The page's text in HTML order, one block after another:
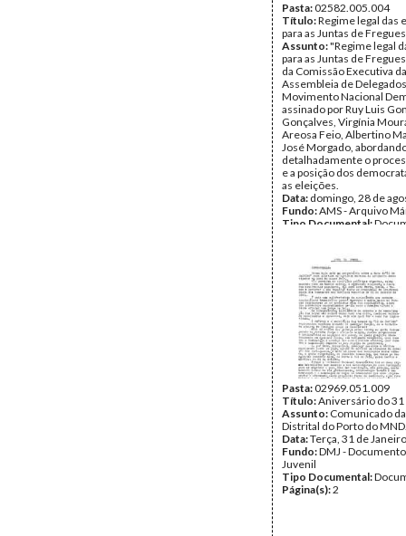
Pasta:02582.005.004
Título:Regime legal das
para as Juntas de
Assunto:"Regime legal
para as Juntas de
da Comissão Executiva da
Assembleia de
Movimento Nacional
assinado por Ruy Luis
Gonçalves, Virgínia
Areosa Feio, Albertino
José Morgado,
detalhadamente o
e a posição dos
as eleições.
Data: domingo, 28 de
Fundo:AMS - Arquivo
Tipo Documental:
Pasta:02969.051.009
Título:Aniversário do
Assunto: Comunicado
Distrital do Porto do
Data:Terça, 31 de
Fundo:DMJ -
Juvenil
Tipo Documental:
Página(s):2